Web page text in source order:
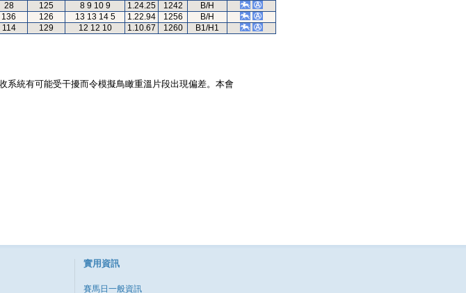
28 125 8 9 10 9 1.24.25 1242
B/H
136 126 13 13 14 5 1.22.94 1256
B/H
114 129 12 12 10 1.10.67 1260 B1/H1
系統有可能受干擾而令模擬鳥瞰重溫片段出現偏差。本會
實用資訊
賽馬日一般資訊